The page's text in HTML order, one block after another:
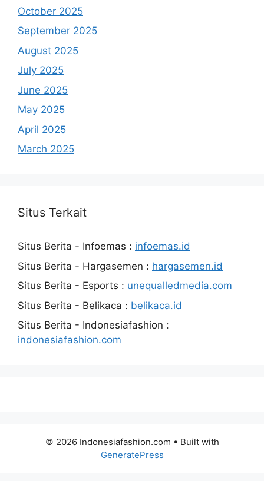
October 2025
September 2025
August 2025
July 2025
June 2025
May 2025
April 2025
March 2025
Situs Terkait
Situs Berita - Infoemas : infoemas.id
Situs Berita - Hargasemen : hargasemen.id
Situs Berita - Esports : unequalledmedia.com
Situs Berita - Belikaca : belikaca.id
Situs Berita - Indonesiafashion :
indonesiafashion.com
© 2026 Indonesiafashion.com • Built with
GeneratePress